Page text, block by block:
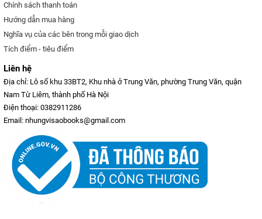
Chính sách thanh toán
Hướng dẫn mua hàng
Nghĩa vụ của các bên trong mỗi giao dịch
Tích điểm - tiêu điểm
Liên hệ
Địa chỉ: Lô số khu 33BT2, Khu nhà ở Trung Văn, phường Trung Văn, quận
Nam Từ Liêm, thành phố Hà Nội
Điện thoại: 0382911286
Email: nhungvisaobooks@gmail.com